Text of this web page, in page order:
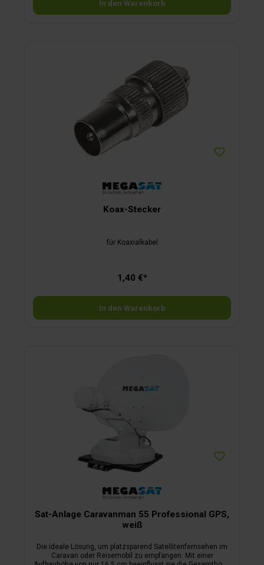
In den Warenkorb
Koax-Stecker
für Koaxialkabel
1,40 €*
In den Warenkorb
Sat-Anlage Caravanman 55 Professional GPS,
weiß
Die ideale Lösung, um platzsparend Satellitenfernsehen im
Caravan oder Reisemobil zu empfangen. Mit einer